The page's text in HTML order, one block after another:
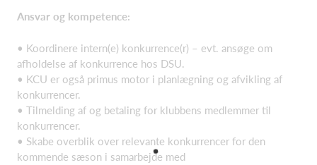
Ansvar og kompetence:
• Koordinere intern(e) konkurrence(r) – evt. ansøge om
afholdelse af konkurrence hos DSU.
• KCU er også primus motor i planlægning og afvikling af
konkurrencer.
• Tilmelding af og betaling for klubbens medlemmer til
konkurrencer.
• Skabe overblik over relevante konkurrencer for den
kommende sæson i samarbejde med